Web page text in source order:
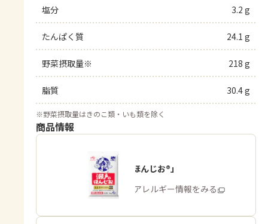
塩分 3.2 g
たんぱく質 24.1 g
野菜摂取量※ 218 g
脂質 30.4 g
※野菜摂取量はきのこ類・いも類を除く
商品情報
「瀬戸のほんじお®」
商品・アレルギー情報をみる